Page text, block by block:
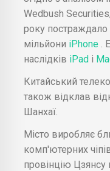
Wedbush
року постраждало
мільйони iPhone
наслідків iPad і
Китайський
також відклав
Шанхаї.
Місто виробляє
комп'ютерних
провінцію Цзянсу